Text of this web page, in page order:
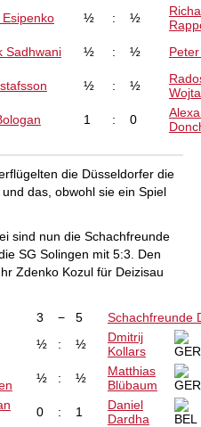
½ : ½
Sadhwani ½ : ½
½ : ½
1 : 0
die Düsseldorfer die
das, obwohl sie ein Spiel
sind nun die Schachfreunde
SG Solingen mit 5:3. Den
Zdenko Kozul für Deizisau
3 − 5
Schachfreunde
½ : ½
Dmitrij
Kollars
½ : ½
Matthias
Blübaum
0 : 1
Daniel
Dardha